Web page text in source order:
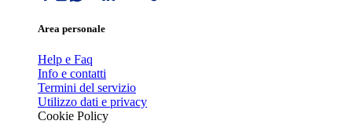
Area personale
Help e Faq
Info e contatti
Termini del servizio
Utilizzo dati e privacy
Cookie Policy